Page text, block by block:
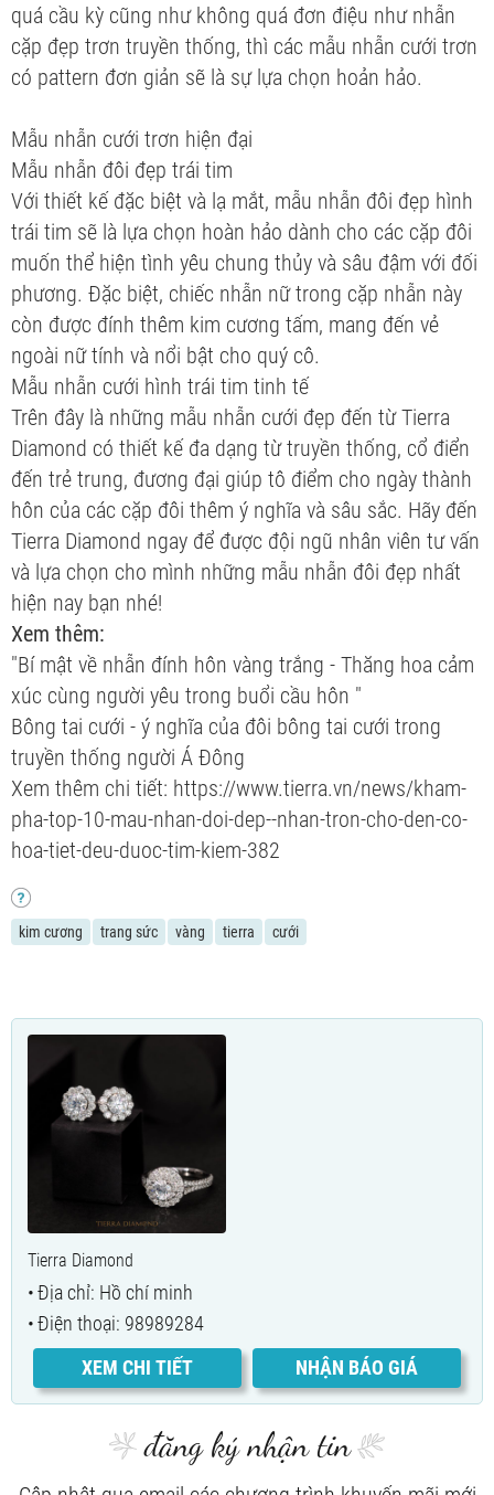
quá cầu kỳ cũng như không quá đơn điệu như nhẫn
cặp đẹp trơn truyền thống, thì các mẫu nhẫn cưới trơn
có pattern đơn giản sẽ là sự lựa chọn hoản hảo.
Mẫu nhẫn cưới trơn hiện đại
Mẫu nhẫn đôi đẹp trái tim
Với thiết kế đặc biệt và lạ mắt, mẫu nhẫn đôi đẹp hình
trái tim sẽ là lựa chọn hoàn hảo dành cho các cặp đôi
muốn thể hiện tình yêu chung thủy và sâu đậm với đối
phương. Đặc biệt, chiếc nhẫn nữ trong cặp nhẫn này
còn được đính thêm kim cương tấm, mang đến vẻ
ngoài nữ tính và nổi bật cho quý cô.
Mẫu nhẫn cưới hình trái tim tinh tế
Trên đây là những mẫu nhẫn cưới đẹp đến từ Tierra
Diamond có thiết kế đa dạng từ truyền thống, cổ điển
đến trẻ trung, đương đại giúp tô điểm cho ngày thành
hôn của các cặp đôi thêm ý nghĩa và sâu sắc. Hãy đến
Tierra Diamond ngay để được đội ngũ nhân viên tư vấn
và lựa chọn cho mình những mẫu nhẫn đôi đẹp nhất
hiện nay bạn nhé!
Xem thêm:
"Bí mật về nhẫn đính hôn vàng trắng - Thăng hoa cảm
xúc cùng người yêu trong buổi cầu hôn "
Bông tai cưới - ý nghĩa của đôi bông tai cưới trong
truyền thống người Á Đông
Xem thêm chi tiết: https://www.tierra.vn/news/kham-
pha-top-10-mau-nhan-doi-dep--nhan-tron-cho-den-co-
hoa-tiet-deu-duoc-tim-kiem-382
kim cương trang sức vàng tierra cưới
Tierra Diamond
Địa chỉ: Hồ chí minh
Điện thoại: 98989284
XEM CHI TIẾT
NHẬN BÁO GIÁ
đăng ký nhận tin